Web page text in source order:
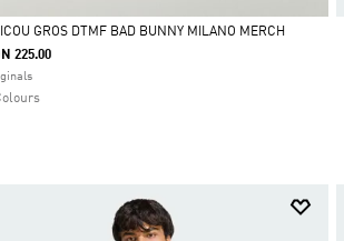
GROS DTMF BAD BUNNY MILANO MERCH
225.00